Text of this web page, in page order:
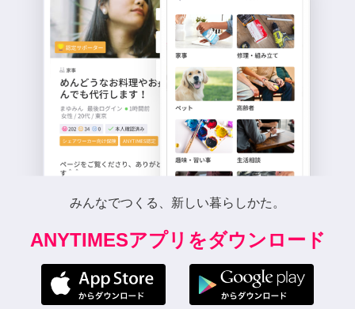
みんなでつくる、新しい暮らしかた。
ANYTIMESアプリをダウンロード